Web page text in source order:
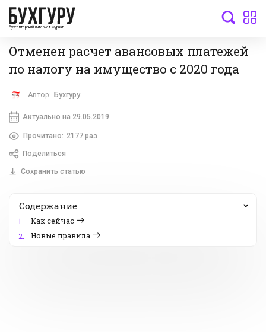
бухгалтерский интернет-журнал
Отменен расчет авансовых платежей
по налогу на имущество с 2020 года
Автор: Бухгуру
Актуально на 29.05.2019
Прочитано: 2177 раз
Поделиться
Сохранить статью
Содержание
1.
Как сейчас
2.
Новые правила